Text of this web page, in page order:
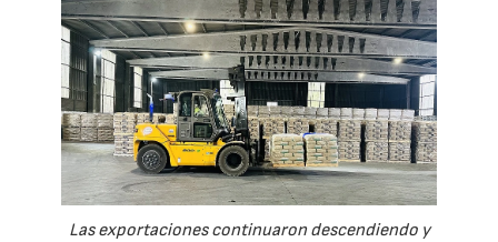
Las exportaciones continuaron descendiendo y